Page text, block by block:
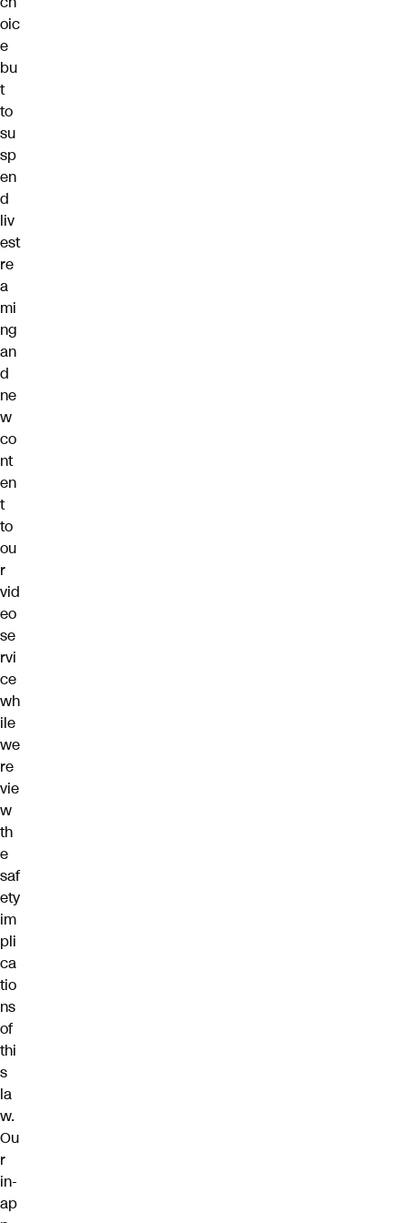
oic
e
bu
t
to
su
sp
en
d
liv
est
re
a
mi
ng
an
d
ne
w
co
nt
en
t
to
ou
r
vid
eo
se
rvi
ce
wh
ile
we
re
vie
w
th
e
saf
ety
im
pli
ca
tio
ns
of
thi
s
la
w.
Ou
r
in-
ap